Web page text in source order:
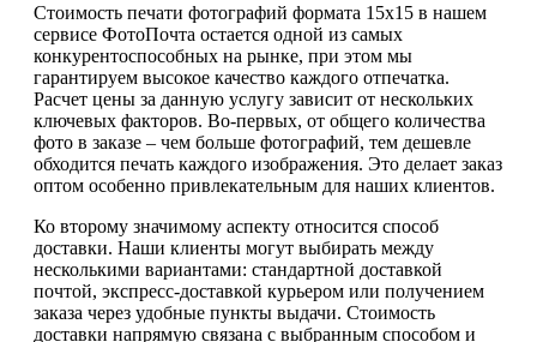
Стоимость печати фотографий формата 15х15 в нашем
сервисе ФотоПочта остается одной из самых
конкурентоспособных на рынке, при этом мы
гарантируем высокое качество каждого отпечатка.
Расчет цены за данную услугу зависит от нескольких
ключевых факторов. Во-первых, от общего количества
фото в заказе – чем больше фотографий, тем дешевле
обходится печать каждого изображения. Это делает заказ
оптом особенно привлекательным для наших клиентов.
Ко второму значимому аспекту относится способ
доставки. Наши клиенты могут выбирать между
несколькими вариантами: стандартной доставкой
почтой, экспресс-доставкой курьером или получением
заказа через удобные пункты выдачи. Стоимость
доставки напрямую связана с выбранным способом и